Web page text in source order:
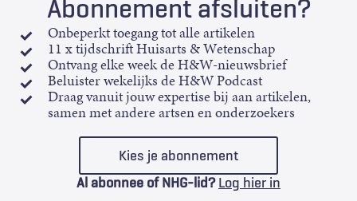
Abonnement afsluiten?
Onbeperkt toegang tot alle artikelen
11 x tijdschrift Huisarts & Wetenschap
Ontvang elke week de H&W-nieuwsbrief
Beluister wekelijks de H&W Podcast
Draag vanuit jouw expertise bij aan artikelen,
samen met andere artsen en onderzoekers
Kies je abonnement
Al abonnee of NHG-lid? Log hier in